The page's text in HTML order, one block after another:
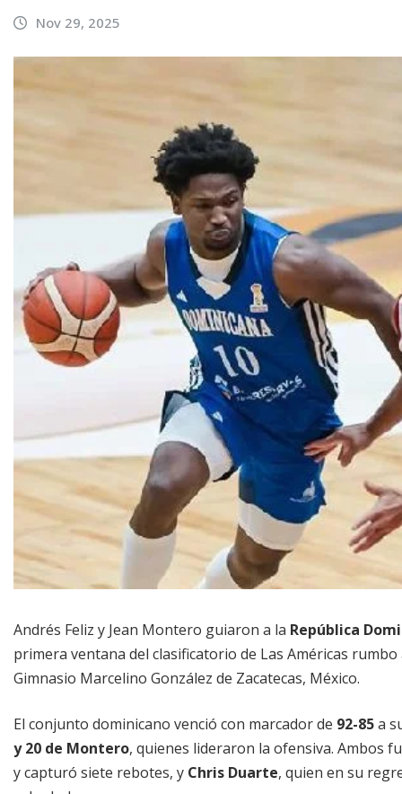
Nov 29, 2025
Andrés Feliz y Jean Montero guiaron a la República
primera ventana del clasificatorio de Las Américas
Gimnasio Marcelino González de Zacatecas, México.
El conjunto dominicano venció con marcador de 92-85a
y 20 de Montero, quienes lideraron la ofensiva. Ambos
y capturó siete rebotes, y Chris Duarte, quien en su